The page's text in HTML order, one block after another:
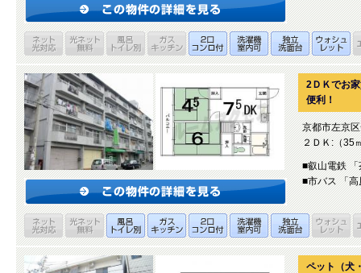
2ＤＫでお
便利！
京都市左京
２ＤＫ:（35
■叡山電鉄
■市バス 「
ペット（犬